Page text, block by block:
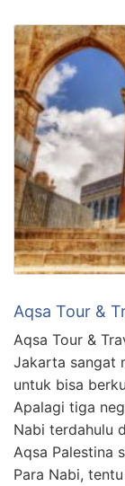
Aqsa Tour &
Aqsa Tour &
Jakarta sangat
untuk bisa
Apalagi tiga
Nabi terdahulu
Aqsa Palestina
Para Nabi,